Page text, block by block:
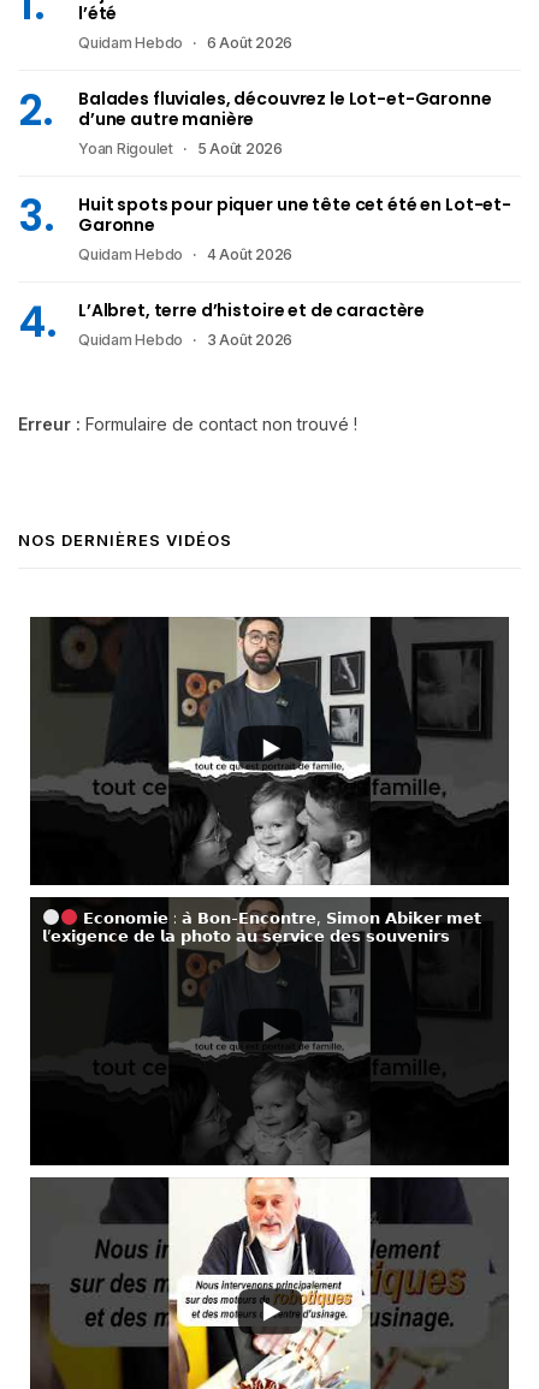
l’été
Quidam Hebdo 6 Août 2026
Balades fluviales, découvrez le Lot-et-Garonne
d’une autre manière
Yoan Rigoulet 5 Août 2026
Huit spots pour piquer une tête cet été en Lot-et-
Garonne
Quidam Hebdo 4 Août 2026
L’Albret, terre d’histoire et de caractère
Quidam Hebdo 3 Août 2026
Erreur : Formulaire de contact non trouvé !
NOS DERNIÈRES VIDÉOS
𝗘𝗰𝗼𝗻𝗼𝗺𝗶𝗲 : 𝗮̀ 𝗕𝗼𝗻-𝗘𝗻𝗰𝗼𝗻𝘁𝗿𝗲, 𝗦𝗶𝗺𝗼𝗻 𝗔𝗯𝗶𝗸𝗲𝗿 𝗺𝗲𝘁
𝗹’𝗲𝘅𝗶𝗴𝗲𝗻𝗰𝗲 𝗱𝗲 𝗹𝗮 𝗽𝗵𝗼𝘁𝗼 𝗮𝘂 𝘀𝗲𝗿𝘃𝗶𝗰𝗲 𝗱𝗲𝘀 𝘀𝗼𝘂𝘃𝗲𝗻𝗶𝗿𝘀